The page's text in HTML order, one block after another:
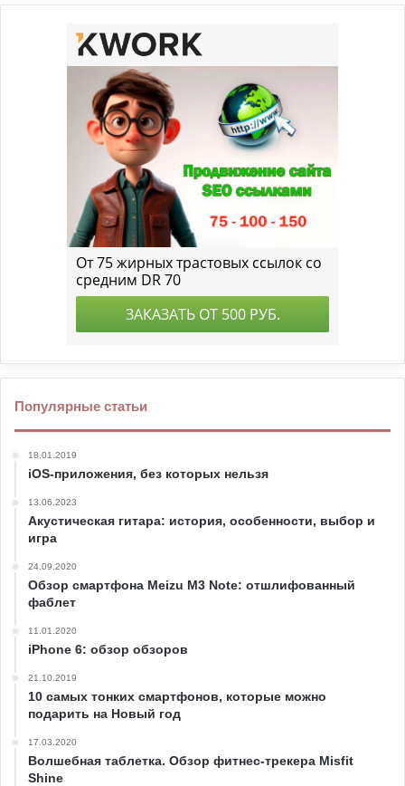
Популярные статьи
18.01.2019
iOS-приложения, без которых нельзя
13.06.2023
Акустическая гитара: история, особенности, выбор и
игра
24.09.2020
Обзор смартфона Meizu M3 Note: отшлифованный
фаблет
11.01.2020
iPhone 6: обзор обзоров
21.10.2019
10 самых тонких смартфонов, которые можно
подарить на Новый год
17.03.2020
Волшебная таблетка. Обзор фитнес-трекера Misfit
Shine